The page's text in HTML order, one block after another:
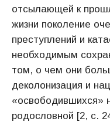
отсылающей к
жизни поколение
преступлений и
необходимым
том, о чем они
деколонизация и
«освободившихся»
родословной [2, с.